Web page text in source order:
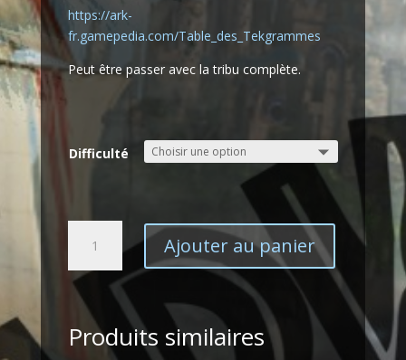
https://ark-
fr.gamepedia.com/Table_des_Tekgrammes
Peut être passer avec la tribu complète.
Difficulté
Tekgrammes
Manticore
Ajouter au panier
Produits similaires